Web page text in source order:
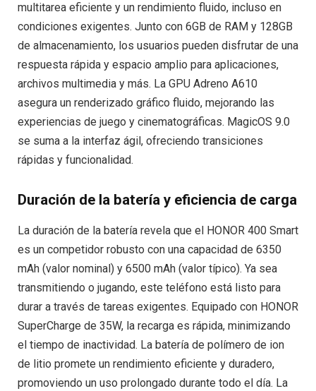
multitarea eficiente y un rendimiento fluido, incluso en
condiciones exigentes. Junto con 6GB de RAM y 128GB
de almacenamiento, los usuarios pueden disfrutar de una
respuesta rápida y espacio amplio para aplicaciones,
archivos multimedia y más. La GPU Adreno A610
asegura un renderizado gráfico fluido, mejorando las
experiencias de juego y cinematográficas. MagicOS 9.0
se suma a la interfaz ágil, ofreciendo transiciones
rápidas y funcionalidad.
Duración de la batería y eficiencia de carga
La duración de la batería revela que el HONOR 400 Smart
es un competidor robusto con una capacidad de 6350
mAh (valor nominal) y 6500 mAh (valor típico). Ya sea
transmitiendo o jugando, este teléfono está listo para
durar a través de tareas exigentes. Equipado con HONOR
SuperCharge de 35W, la recarga es rápida, minimizando
el tiempo de inactividad. La batería de polímero de ion
de litio promete un rendimiento eficiente y duradero,
promoviendo un uso prolongado durante todo el día. La